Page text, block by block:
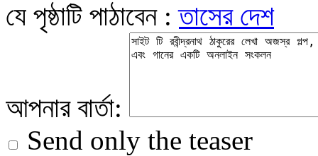
যে পৃষ্ঠাটি পাঠাবেন :তাসের দেশ
আপনার বার্তা:
Send only the teaser